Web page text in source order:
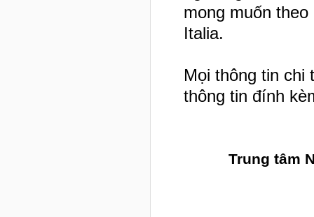
mong muốn
Italia.
Mọi thông tin chi
thông tin đính
Trung tâm